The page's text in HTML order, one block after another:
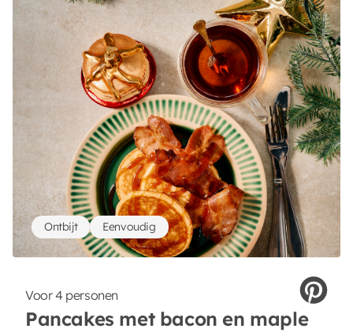
Voor 4 personen
Pancakes met bacon en maple
Ontbijt Eenvoudig